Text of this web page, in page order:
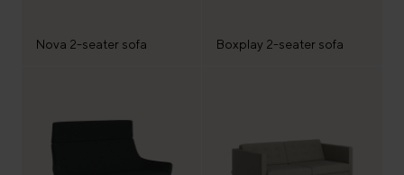
Nova 2-seater sofa Boxplay 2-seater sofa